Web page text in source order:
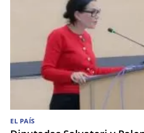
EL PAÍS